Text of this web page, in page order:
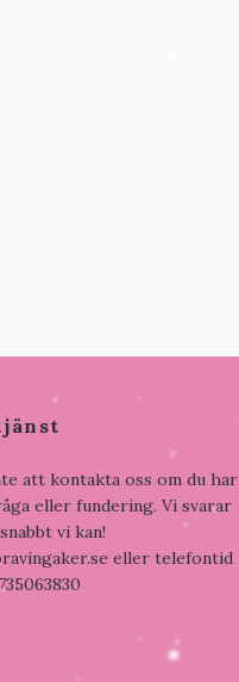
att kontakta oss om du har
eller fundering. Vi svarar
vi kan!
eller telefontid